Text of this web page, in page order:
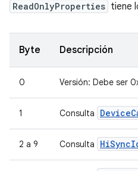
ReadOnlyProperties tiene
Byte Descripción
0 Versión: Debe ser
1 Consulta
2 a 9 Consulta